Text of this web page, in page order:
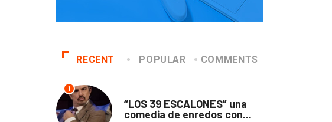
BANDANA se presentó en
febrero 18, 2022
RECENT POPULAR COMMENTS
1
“LOS 39 ESCALONES” una
comedia de enredos con...